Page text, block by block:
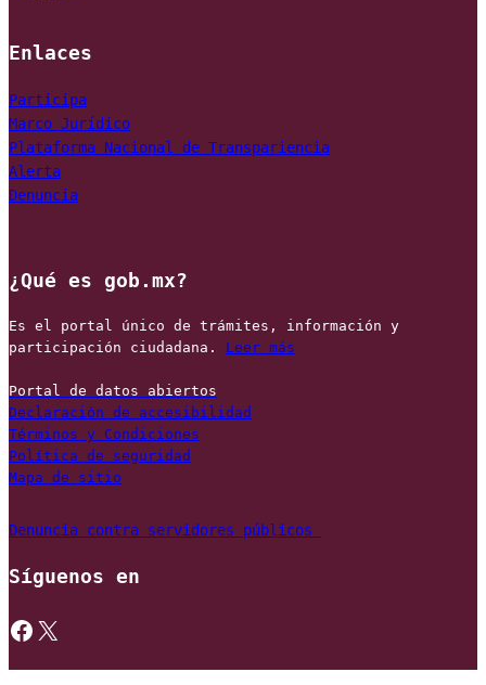
Enlaces
Marco Jurídico
Plataforma Nacional de Transpariencia
Alerta
Denuncia
¿Qué es gob.mx?
Es el portal único de trámites, información y
participación ciudadana. Leer más
Portal de datos abiertos
Declaración de accesibilidad
Términos y Condiciones
Política de seguridad
Mapa de sitio
Denuncia contra servidores públicos
Síguenos en
https://www.facebook.com/gobmexico X